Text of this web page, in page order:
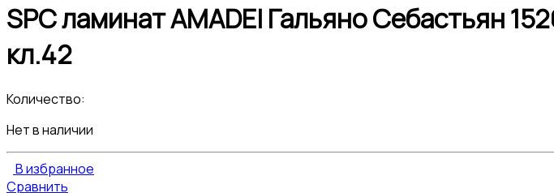
SPC ламинат AMADEI Гальяно Себастьян
кл.42
Количество:
Нет в наличии
В избранное
Сравнить